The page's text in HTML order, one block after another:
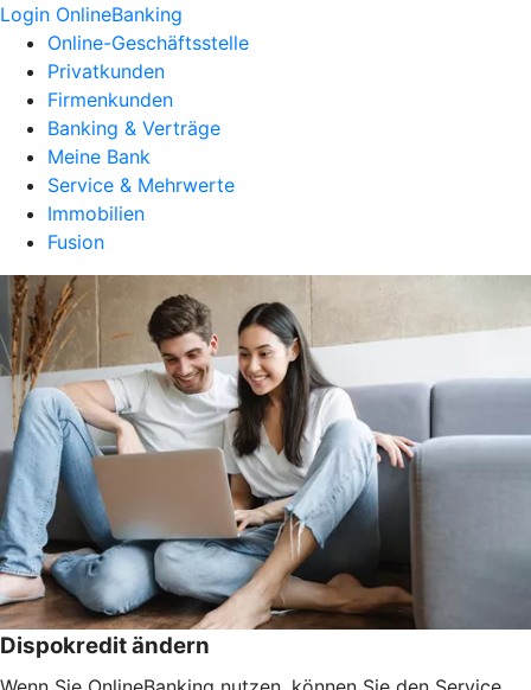
Login OnlineBanking
Online-Geschäftsstelle
Privatkunden
Firmenkunden
Banking & Verträge
Meine Bank
Service & Mehrwerte
Immobilien
Fusion
Dispokredit ändern